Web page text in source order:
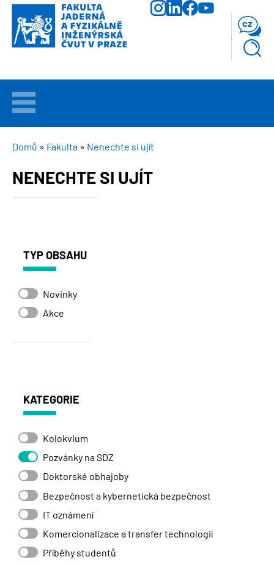
Přejít
hlavnímu
obsahu
VÍTEJTE
UCHAZEČI
STUDIUM
FAKULTA
cz
DROBEČKOVÁ
Domů Fakulta Nenechte si ujít
NENECHTE SI UJÍT
TYP OBSAHU
Novinky
Akce
KATEGORIE
Kolokvium
Pozvánky na SDZ
Doktorské obhajoby
Bezpečnost a kybernetická bezpečnost
IT oznámení
Komercionalizace a transfer technologií
Příběhy studentů